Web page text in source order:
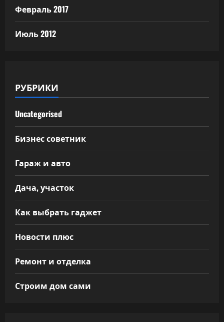
Февраль 2017
Июль 2012
РУБРИКИ
Uncategorised
Бизнес советник
Гараж и авто
Дача, участок
Как выбрать гаджет
Новости плюс
Ремонт и отделка
Строим дом сами